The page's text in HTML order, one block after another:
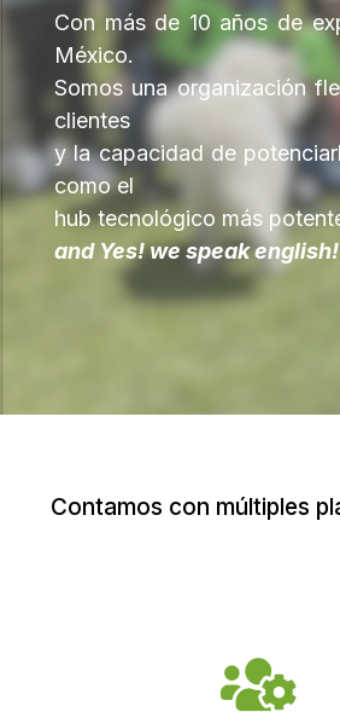
Con más de 10 años de
México.
Somos una organización
clientes
y la capacidad de
como el
hub tecnológico más
and Yes! we speak english!
Contamos con múltiples